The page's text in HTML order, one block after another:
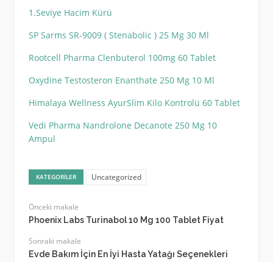
1.Seviye Hacim Kürü
SP Sarms SR-9009 ( Stenabolic ) 25 Mg 30 Ml
Rootcell Pharma Clenbuterol 100mg 60 Tablet
Oxydine Testosteron Enanthate 250 Mg 10 Ml
Himalaya Wellness AyurSlim Kilo Kontrolü 60 Tablet
Vedi Pharma Nandrolone Decanote 250 Mg 10
Ampul
KATEGORILER Uncategorized
Önceki makale
Phoenix Labs Turinabol 10 Mg 100 Tablet Fiyat
Sonraki makale
Evde Bakım İçin En İyi Hasta Yatağı Seçenekleri